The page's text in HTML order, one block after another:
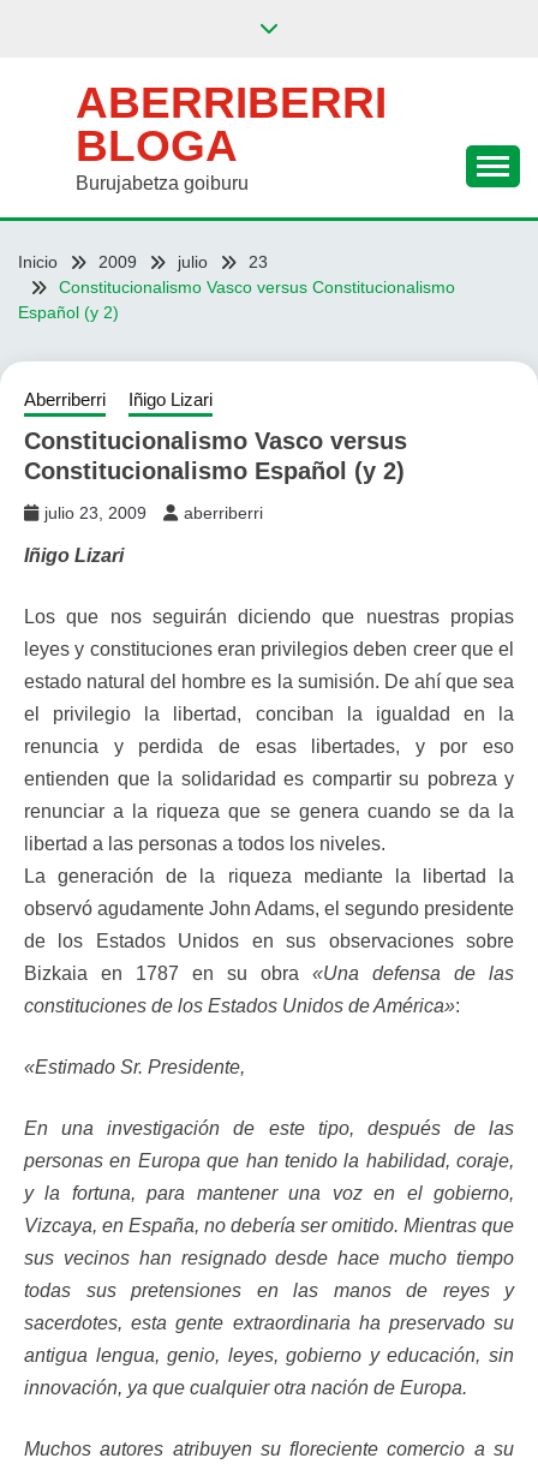
ABERRIBERRI
BLOGA
Burujabetza goiburu
Inicio 2009 julio
23
Constitucionalismo Vasco versus Constitucionalismo
Español (y 2)
Aberriberri Iñigo Lizari
Constitucionalismo Vasco versus
Constitucionalismo Español (y 2)
julio 23, 2009 aberriberri
Iñigo Lizari
Los que nos seguirán diciendo que nuestras propias
leyes y constituciones eran privilegios deben creer que el
estado natural del hombre es la sumisión. De ahí que sea
el privilegio la libertad, conciban la igualdad en la
renuncia y perdida de esas libertades, y por eso
entienden que la solidaridad es compartir su pobreza y
renunciar a la riqueza que se genera cuando se da la
libertad a las personas a todos los niveles.
La generación de la riqueza mediante la libertad la
observó agudamente John Adams, el segundo presidente
de los Estados Unidos en sus observaciones sobre
Bizkaia en 1787 en su obra «Una defensa de las
constituciones de los Estados Unidos de América»:
«Estimado Sr. Presidente,
En una investigación de este tipo, después de las
personas en Europa que han tenido la habilidad, coraje,
y la fortuna, para mantener una voz en el gobierno,
Vizcaya, en España, no debería ser omitido. Mientras que
sus vecinos han resignado desde hace mucho tiempo
todas sus pretensiones en las manos de reyes y
sacerdotes, esta gente extraordinaria ha preservado su
antigua lengua, genio, leyes, gobierno y educación, sin
innovación, ya que cualquier otra nación de Europa.
Muchos autores atribuyen su floreciente comercio a su